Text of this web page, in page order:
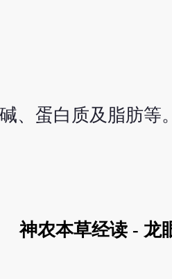
、蛋白质及脂肪等。
神农本草经读 - 龙